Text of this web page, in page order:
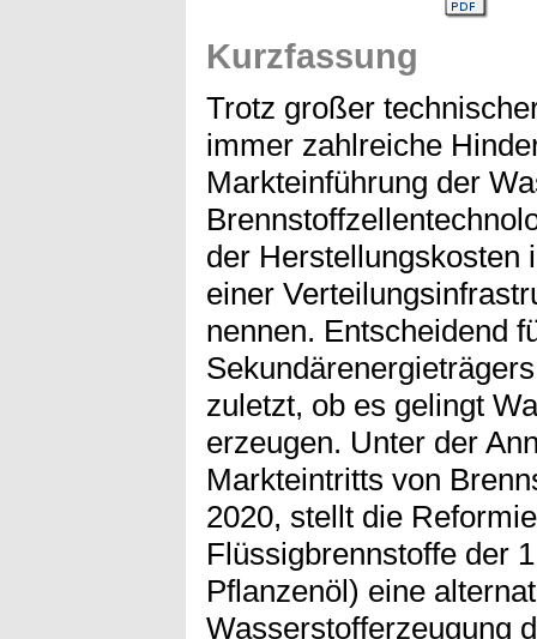
Kurzfassung
Trotz großer
immer zahlreiche
Markteinführung der
der Herstellungskosten
einer
nennen. Entscheidend
zuletzt, ob es gelingt
erzeugen. Unter der
Markteintritts von
2020, stellt die
Flüssigbrennstoffe der
Pflanzenöl) eine
Wasserstofferzeugung